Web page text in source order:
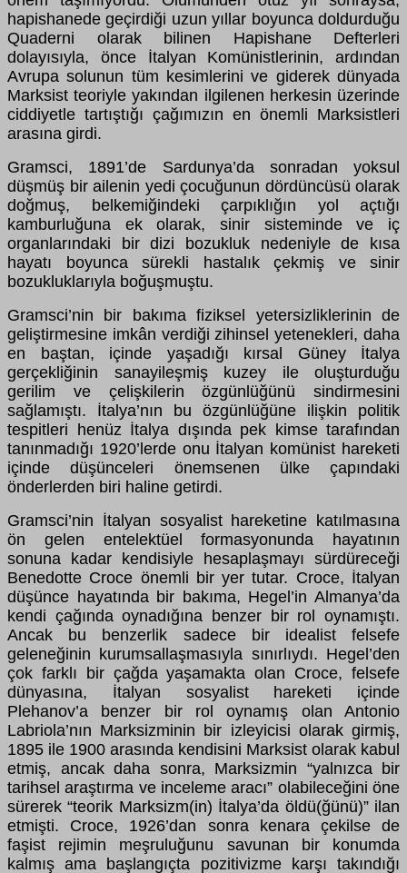
hapishanede geçirdiği uzun yıllar boyunca doldurduğu
Quaderni olarak bilinen Hapishane Defterleri
dolayısıyla, önce İtalyan Komünistlerinin, ardından
Avrupa solunun tüm kesimlerini ve giderek dünyada
Marksist teoriyle yakından ilgilenen herkesin üzerinde
ciddiyetle tartıştığı çağımızın en önemli Marksistleri
arasına girdi.
Gramsci, 1891’de Sardunya’da sonradan yoksul
düşmüş bir ailenin yedi çocuğunun dördüncüsü olarak
doğmuş, belkemiğindeki çarpıklığın yol açtığı
kamburluğuna ek olarak, sinir sisteminde ve iç
organlarındaki bir dizi bozukluk nedeniyle de kısa
hayatı boyunca sürekli hastalık çekmiş ve sinir
bozukluklarıyla boğuşmuştu.
Gramsci’nin bir bakıma fiziksel yetersizliklerinin de
geliştirmesine imkân verdiği zihinsel yetenekleri, daha
en baştan, içinde yaşadığı kırsal Güney İtalya
gerçekliğinin sanayileşmiş kuzey ile oluşturduğu
gerilim ve çelişkilerin özgünlüğünü sindirmesini
sağlamıştı. İtalya’nın bu özgünlüğüne ilişkin politik
tespitleri henüz İtalya dışında pek kimse tarafından
tanınmadığı 1920’lerde onu İtalyan komünist hareketi
içinde düşünceleri önemsenen ülke çapındaki
önderlerden biri haline getirdi.
Gramsci’nin İtalyan sosyalist hareketine katılmasına
ön gelen entelektüel formasyonunda hayatının
sonuna kadar kendisiyle hesaplaşmayı sürdüreceği
Benedotte Croce önemli bir yer tutar. Croce, İtalyan
düşünce hayatında bir bakıma, Hegel’in Almanya’da
kendi çağında oynadığına benzer bir rol oynamıştı.
Ancak bu benzerlik sadece bir idealist felsefe
geleneğinin kurumsallaşmasıyla sınırlıydı. Hegel’den
çok farklı bir çağda yaşamakta olan Croce, felsefe
dünyasına, İtalyan sosyalist hareketi içinde
Plehanov’a benzer bir rol oynamış olan Antonio
Labriola’nın Marksizminin bir izleyicisi olarak girmiş,
1895 ile 1900 arasında kendisini Marksist olarak kabul
etmiş, ancak daha sonra, Marksizmin “yalnızca bir
tarihsel araştırma ve inceleme aracı” olabileceğini öne
sürerek “teorik Marksizm(in) İtalya’da öldü(ğünü)” ilan
etmişti. Croce, 1926’dan sonra kenara çekilse de
faşist rejimin meşruluğunu savunan bir konumda
kalmış ama başlangıçta pozitivizme karşı takındığı